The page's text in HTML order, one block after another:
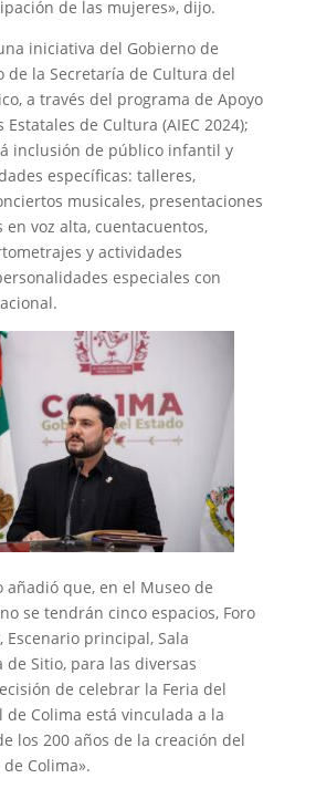
de las mujeres», dijo.
iniciativa del Gobierno de
de la Secretaría de Cultura del
a través del programa de Apoyo
de Cultura (AIEC 2024);
inclusión de público infantil y
específicas: talleres,
musicales, presentaciones
voz alta, cuentacuentos,
y actividades
especiales con
añadió que, en el Museo de
se tendrán cinco espacios, Foro
principal, Sala
de Sitio, para las diversas
de celebrar la Feria del
de Colima está vinculada a la
los 200 años de la creación del
Colima».